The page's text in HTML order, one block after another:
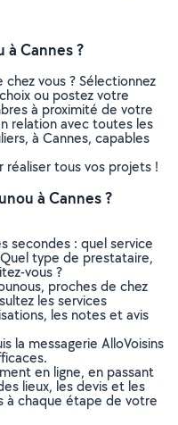
Cannes ?
vous ? Sélectionnez
ou postez votre
à proximité de votre
relation avec toutes les
à Cannes, capables
réaliser tous vos projets !
à Cannes ?
secondes : quel service
type de prestataire,
vous ?
proches de chez
les services
les notes et avis
la messagerie AlloVoisins
en ligne, en passant
lieux, les devis et les
à chaque étape de votre